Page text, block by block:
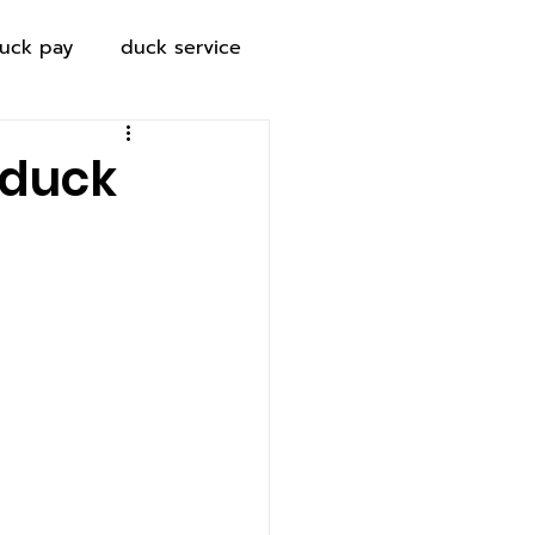
pay duck service